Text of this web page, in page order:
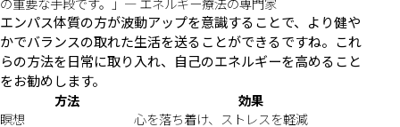
エンパス体質の方が波動アップを意識することで、より健や
かでバランスの取れた生活を送ることができるですね。これ
らの方法を日常に取り入れ、自己のエネルギーを高めること
をお勧めします。
方法
効果
瞑想
心を落ち着け、ストレスを軽減